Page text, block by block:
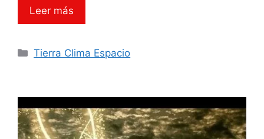
Leer más
Categorías
Tierra Clima Espacio